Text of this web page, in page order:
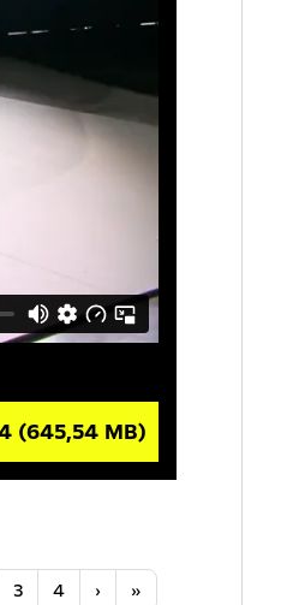
(645,54 MB)
3 4 ›Nächste
»